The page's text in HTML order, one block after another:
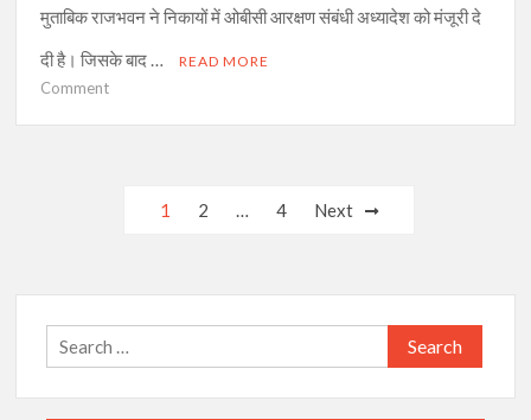
मुताबिक राजभवन ने निकायों में ओबीसी आरक्षण संबंधी अध्यादेश को मंजूरी दे
दी है। जिसके बाद …
READ MORE
Commenton
जल्द
जारी
हो
सकती
है
1 2 … 4 Next
Search
for: